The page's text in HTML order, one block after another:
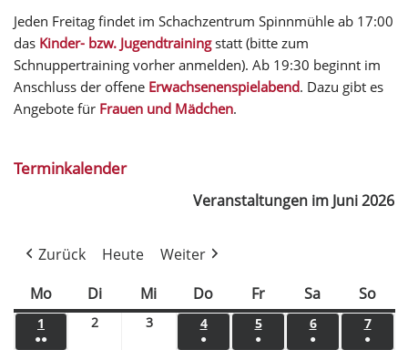
Jeden Freitag findet im Schachzentrum Spinnmühle ab 17:00
das Kinder- bzw. Jugendtrainingstatt (bitte zum
Schnuppertraining vorher anmelden). Ab 19:30 beginnt im
Anschluss der offene Erwachsenenspielabend. Dazu gibt es
Angebote für Frauen und Mädchen.
Terminkalender
Veranstaltungen im Juni 2026
Zurück Heute
Weiter
Mo
Di Mi Do Fr Sa So
1
●●
2 3 4
●
5
●
6
●
7
●